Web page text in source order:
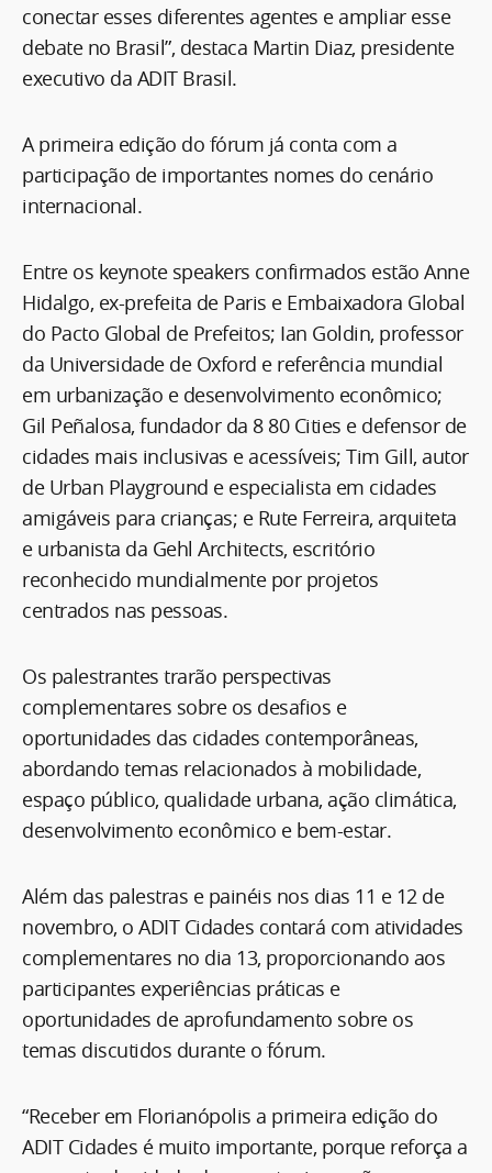
conectar esses diferentes agentes e ampliar esse
debate no Brasil”, destaca Martin Diaz, presidente
executivo da ADIT Brasil.
A primeira edição do fórum já conta com a
participação de importantes nomes do cenário
internacional.
Entre os keynote speakers confirmados estão Anne
Hidalgo, ex-prefeita de Paris e Embaixadora Global
do Pacto Global de Prefeitos; Ian Goldin, professor
da Universidade de Oxford e referência mundial
em urbanização e desenvolvimento econômico;
Gil Peñalosa, fundador da 8 80 Cities e defensor de
cidades mais inclusivas e acessíveis; Tim Gill, autor
de Urban Playground e especialista em cidades
amigáveis para crianças; e Rute Ferreira, arquiteta
e urbanista da Gehl Architects, escritório
reconhecido mundialmente por projetos
centrados nas pessoas.
Os palestrantes trarão perspectivas
complementares sobre os desafios e
oportunidades das cidades contemporâneas,
abordando temas relacionados à mobilidade,
espaço público, qualidade urbana, ação climática,
desenvolvimento econômico e bem-estar.
Além das palestras e painéis nos dias 11 e 12 de
novembro, o ADIT Cidades contará com atividades
complementares no dia 13, proporcionando aos
participantes experiências práticas e
oportunidades de aprofundamento sobre os
temas discutidos durante o fórum.
“Receber em Florianópolis a primeira edição do
ADIT Cidades é muito importante, porque reforça a